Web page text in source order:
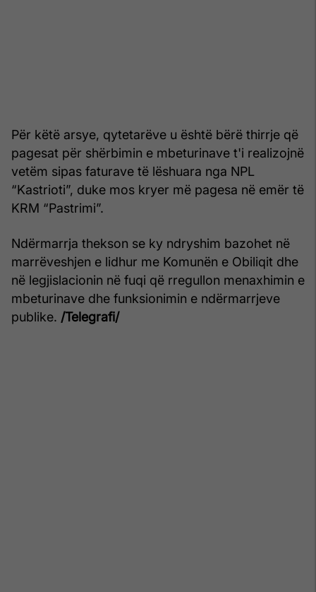
Për këtë arsye, qytetarëve u është bërë thirrje që
pagesat për shërbimin e mbeturinave t'i realizojnë
vetëm sipas faturave të lëshuara nga NPL
“Kastrioti”, duke mos kryer më pagesa në emër të
KRM “Pastrimi”.
Ndërmarrja thekson se ky ndryshim bazohet në
marrëveshjen e lidhur me Komunën e Obiliqit dhe
në legjislacionin në fuqi që rregullon menaxhimin e
mbeturinave dhe funksionimin e ndërmarrjeve
publike. /Telegrafi/